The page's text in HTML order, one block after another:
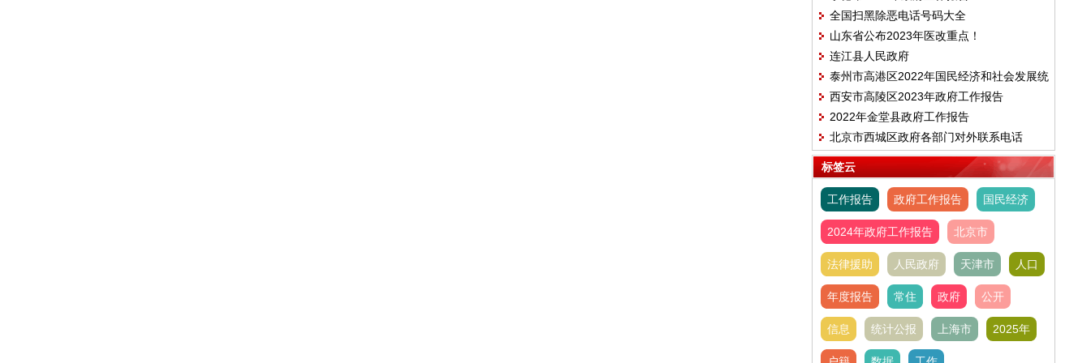
全国扫黑除恶电话号码大全
山东省公布2023年医改重点！
连江县人民政府
泰州市高港区2022年国民经济和社会发展统
计公报
西安市高陵区2023年政府工作报告
2022年金堂县政府工作报告
北京市西城区政府各部门对外联系电话
标签云
工作报告 政府工作报告 国民经济
2024年政府工作报告 北京市
法律援助 人民政府 天津市 人口
年度报告 常住 政府 公开
信息 统计公报 上海市 2025年